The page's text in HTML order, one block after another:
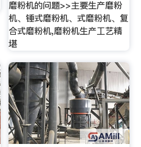
磨粉机的问题>>主要生产磨粉
机、锤式磨粉机、式磨粉机、复
合式磨粉机,磨粉机生产工艺精
堪